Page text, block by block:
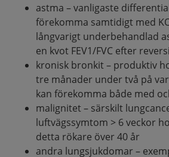
astma – vanligaste
förekomma samtidigt med
långvarigt underbehandlad
en kvot FEV1/FVC efter
kronisk bronkit – produktiv
tre månader under två på
kan förekomma både med
malignitet – särskilt
luftvägssymtom > 6 veckor
detta rökare över 40 år
andra lungsjukdomar –